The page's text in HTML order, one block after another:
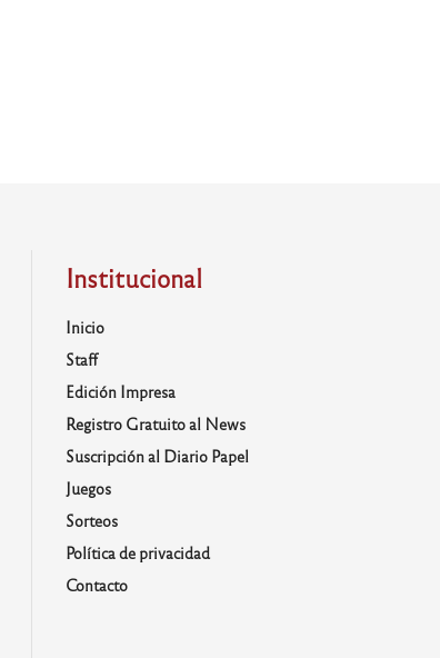
Institucional
Inicio
Staff
Edición Impresa
Registro Gratuito al News
Suscripción al Diario Papel
Juegos
Sorteos
Política de privacidad
Contacto